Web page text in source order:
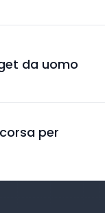
da uomo
per